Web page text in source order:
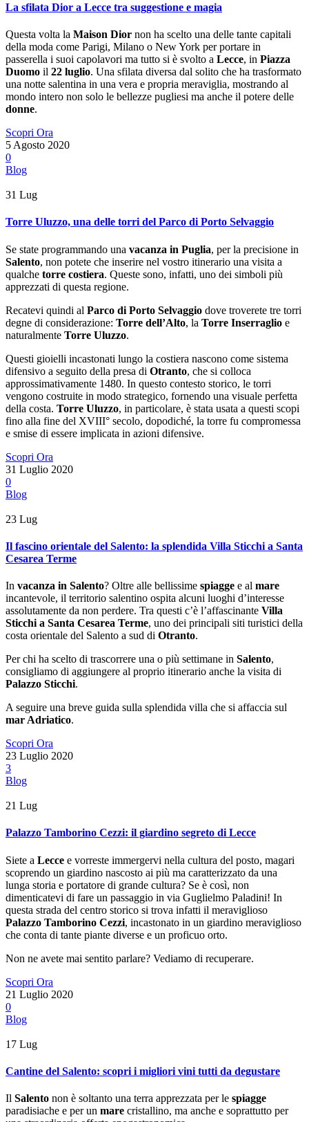
La sfilata Dior a Lecce tra suggestione e magia
Questa volta la Maison Dior non ha scelto una delle tante capitali
della moda come Parigi, Milano o New York per portare in
passerella i suoi capolavori ma tutto si è svolto a Lecce, in Piazza
Duomo il 22 luglio. Una sfilata diversa dal solito che ha trasformato
una notte salentina in una vera e propria meraviglia, mostrando al
mondo intero non solo le bellezze pugliesi ma anche il potere delle
donne.
Scopri Ora
5 Agosto 2020
0
Blog
31 Lug
Torre Uluzzo, una delle torri del Parco di Porto Selvaggio
Se state programmando una vacanza in Puglia, per la precisione in
Salento, non potete che inserire nel vostro itinerario una visita a
qualche torre costiera. Queste sono, infatti, uno dei simboli più
apprezzati di questa regione.
Recatevi quindi al Parco di Porto Selvaggio dove troverete tre torri
degne di considerazione: Torre dell’Alto, la Torre Inserraglio e
naturalmente Torre Uluzzo.
Questi gioielli incastonati lungo la costiera nascono come sistema
difensivo a seguito della presa di Otranto, che si colloca
approssimativamente 1480. In questo contesto storico, le torri
vengono costruite in modo strategico, fornendo una visuale perfetta
della costa. Torre Uluzzo, in particolare, è stata usata a questi scopi
fino alla fine del XVIII° secolo, dopodiché, la torre fu compromessa
e smise di essere implicata in azioni difensive.
Scopri Ora
31 Luglio 2020
0
Blog
23 Lug
Il fascino orientale del Salento: la splendida Villa Sticchi a Santa
Cesarea Terme
In vacanza in Salento? Oltre alle bellissime spiagge e al mare
incantevole, il territorio salentino ospita alcuni luoghi d’interesse
assolutamente da non perdere. Tra questi c’è l’affascinante Villa
Sticchi a Santa Cesarea Terme, uno dei principali siti turistici della
costa orientale del Salento a sud di Otranto.
Per chi ha scelto di trascorrere una o più settimane in Salento,
consigliamo di aggiungere al proprio itinerario anche la visita di
Palazzo Sticchi.
A seguire una breve guida sulla splendida villa che si affaccia sul
mar Adriatico.
Scopri Ora
23 Luglio 2020
3
Blog
21 Lug
Palazzo Tamborino Cezzi: il giardino segreto di Lecce
Siete a Lecce e vorreste immergervi nella cultura del posto, magari
scoprendo un giardino nascosto ai più ma caratterizzato da una
lunga storia e portatore di grande cultura? Se è così, non
dimenticatevi di fare un passaggio in via Guglielmo Paladini! In
questa strada del centro storico si trova infatti il meraviglioso
Palazzo Tamborino Cezzi, incastonato in un giardino meraviglioso
che conta di tante piante diverse e un proficuo orto.
Non ne avete mai sentito parlare? Vediamo di recuperare.
Scopri Ora
21 Luglio 2020
0
Blog
17 Lug
Cantine del Salento: scopri i migliori vini tutti da degustare
Il Salento non è soltanto una terra apprezzata per le spiagge
paradisiache e per un mare cristallino, ma anche e soprattutto per